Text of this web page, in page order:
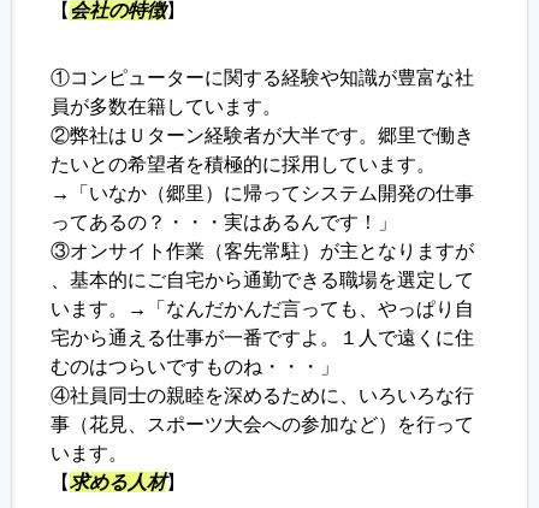
【 会社の特徴】
①コンピューターに関する経験や知識が豊富な社
員が多数在籍しています。
②弊社はＵターン経験者が大半です。郷里で働き
たいとの希望者を積極的に採用しています。
→「いなか（郷里）に帰ってシステム開発の仕事
ってあるの？・・・実はあるんです！」
③オンサイト作業（客先常駐）が主となりますが
、基本的にご自宅から通勤できる職場を選定して
います。→「なんだかんだ言っても、やっぱり自
宅から通える仕事が一番ですよ。１人で遠くに住
むのはつらいですものね・・・」
④社員同士の親睦を深めるために、いろいろな行
事（花見、スポーツ大会への参加など）を行って
います。
【求める人材】